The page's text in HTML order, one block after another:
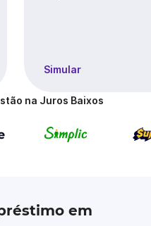
Simular
na Juros Baixos
em